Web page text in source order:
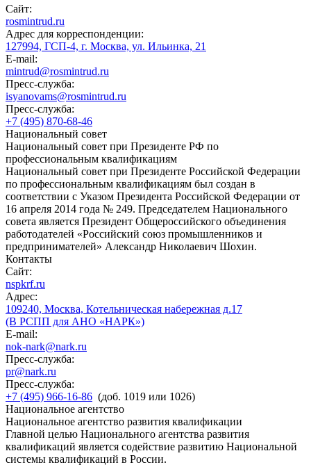
Сайт:
rosmintrud.ru
Адрес для корреспонденции:
127994, ГСП-4, г. Москва, ул. Ильинка, 21
E-mail:
mintrud@rosmintrud.ru
Пресс-служба:
isyanovams@rosmintrud.ru
Пресс-служба:
+7 (495) 870-68-46
Национальный совет
Национальный совет при Президенте РФ по
профессиональным квалификациям
Национальный совет при Президенте Российской Федерации
по профессиональным квалификациям был создан в
соответствии с Указом Президента Российской Федерации от
16 апреля 2014 года № 249. Председателем Национального
совета является Президент Общероссийского объединения
работодателей «Российский союз промышленников и
предпринимателей» Александр Николаевич Шохин.
Контакты
Сайт:
nspkrf.ru
Адрес:
109240, Москва, Котельническая набережная д.17
(В РСПП для АНО «НАРК»)
E-mail:
nok-nark@nark.ru
Пресс-служба:
pr@nark.ru
Пресс-служба:
+7 (495) 966-16-86 (доб. 1019 или 1026)
Национальное агентство
Национальное агентство развития квалификации
Главной целью Национального агентства развития
квалификаций является содействие развитию Национальной
системы квалификаций в России.